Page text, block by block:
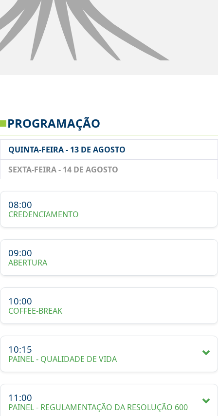
PROGRAMAÇÃO
QUINTA-FEIRA - 13 DE AGOSTO
SEXTA-FEIRA - 14 DE AGOSTO
08:00
CREDENCIAMENTO
09:00
ABERTURA
10:00
COFFEE-BREAK
10:15
PAINEL - QUALIDADE DE VIDA
11:00
PAINEL - REGULAMENTAÇÃO DA RESOLUÇÃO 600